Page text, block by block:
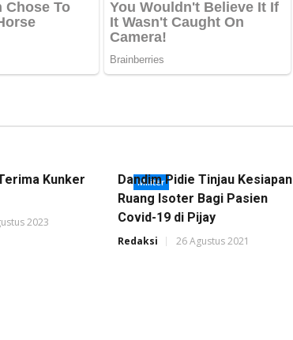
Kunker
2023
Militer
Dandim Pidie Tinjau Kesiapan
Ruang Isoter Bagi Pasien
Covid-19 di Pijay
Redaksi 26 Agustus 2021